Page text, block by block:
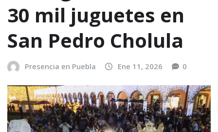
30 mil juguetes en
San Pedro Cholula
Presencia en Puebla Ene 11, 2026 0